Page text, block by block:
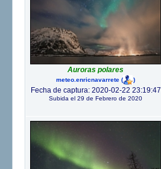
Auroras polares
meteo.enricnavarrete ( )
Fecha de captura: 2020-02-22 23:19:47
Subida el 29 de Febrero de 2020